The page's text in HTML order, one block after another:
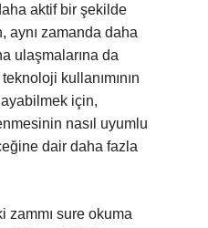
aktif bir şekilde
aynı zamanda daha
ulaşmalarına da
kullanımının
için,
nasıl uyumlu
dair daha fazla
zammı sure okuma